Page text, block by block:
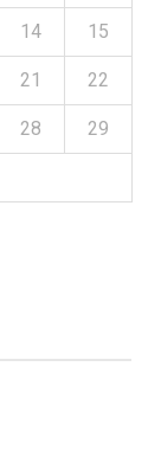
14 15
21 22
28 29